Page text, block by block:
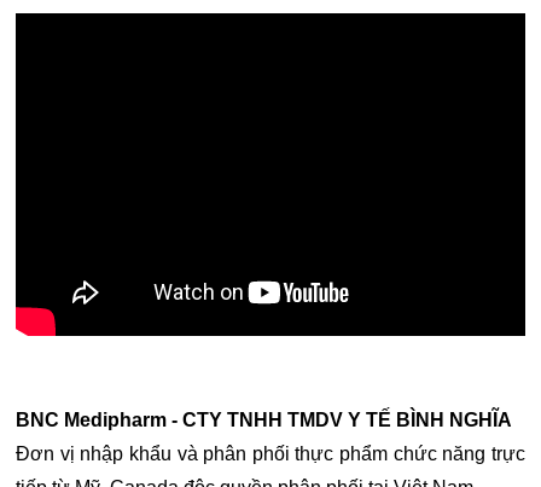
BNC Medipharm - CTY TNHH TMDV Y TẾ BÌNH NGHĨA
Đơn vị nhập khẩu và phân phối thực phẩm chức năng trực